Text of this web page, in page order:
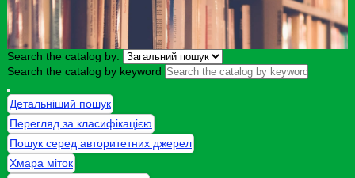
Search the catalog by:
Search the catalog by keyword
Детальніший пошук
Перегляд за класифікацією
Пошук серед авторитетних джерел
Хмара міток